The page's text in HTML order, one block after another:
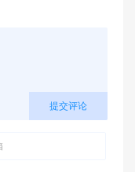
提交评论